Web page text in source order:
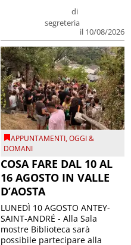
di
segreteria
il 10/08/2026
APPUNTAMENTI,OGGI &
DOMANI
COSA FARE DAL 10 AL
16 AGOSTO IN VALLE
D’AOSTA
LUNEDÌ 10 AGOSTO ANTEY-
SAINT-ANDRÉ - Alla Sala
mostre Biblioteca sarà
possibile partecipare alla